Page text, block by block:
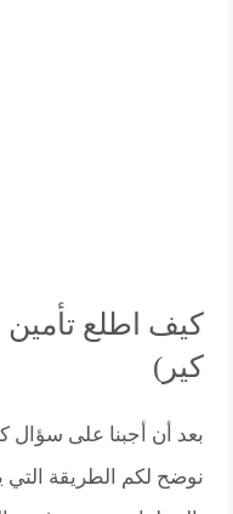
كيف اطلع
كير)
بعد أن أجبنا على
نوضح لكم الطريقة التي